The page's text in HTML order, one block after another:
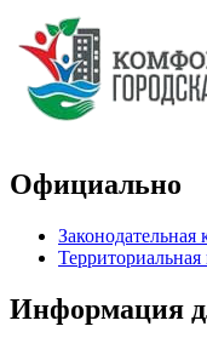
Официально
Законодательная
Территориальная
Информация